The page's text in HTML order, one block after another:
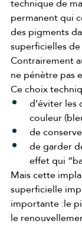
permanent qui
des pigments
superficielles
Contrairement
ne pénètre pas
Ce choix
d’éviter
couleur
de
de garder
effet qui
Mais cette
superficielle
importante :le
le